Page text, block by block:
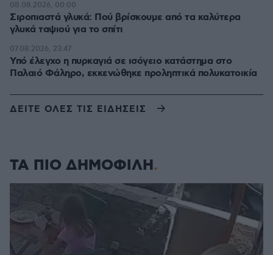
Σιροπιαστά γλυκά: Πού βρίσκουμε από τα καλύτερα
γλυκά ταψιού για το σπίτι
08.08.2026, 00:00
Υπό έλεγχο η πυρκαγιά σε ισόγειο κατάστημα στο
Παλαιό Φάληρο, εκκενώθηκε προληπτικά πολυκατοικία
07.08.2026, 23:47
ΔΕΙΤΕ ΟΛΕΣ ΤΙΣ ΕΙΔΗΣΕΙΣ
ΤΑ ΠΙΟ ΔΗΜΟΦΙΛΗ